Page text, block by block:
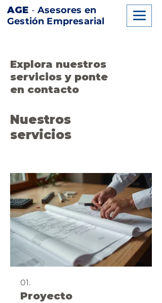
AGE -Asesores en
Gestión Empresarial
Explora nuestros
servicios y ponte
en contacto
Nuestros
servicios
01.
Proyecto